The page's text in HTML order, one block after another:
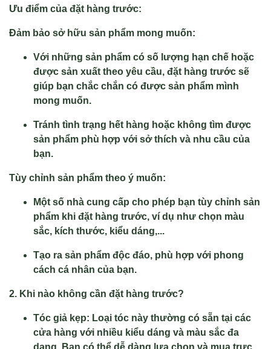
Ưu điểm của đặt hàng trước:
Đảm bảo sở hữu sản phẩm mong muốn:
Với những sản phẩm có số lượng hạn chế hoặc
được sản xuất theo yêu cầu, đặt hàng trước sẽ
giúp bạn chắc chắn có được sản phẩm mình
mong muốn.
Tránh tình trạng hết hàng hoặc không tìm được
sản phẩm phù hợp với sở thích và nhu cầu của
bạn.
Tùy chỉnh sản phẩm theo ý muốn:
Một số nhà cung cấp cho phép bạn tùy chỉnh sản
phẩm khi đặt hàng trước, ví dụ như chọn màu
sắc, kích thước, kiểu dáng,...
Tạo ra sản phẩm độc đáo, phù hợp với phong
cách cá nhân của bạn.
2. Khi nào không cần đặt hàng trước?
Tóc giả kẹp: Loại tóc này thường có sẵn tại các
cửa hàng với nhiều kiểu dáng và màu sắc đa